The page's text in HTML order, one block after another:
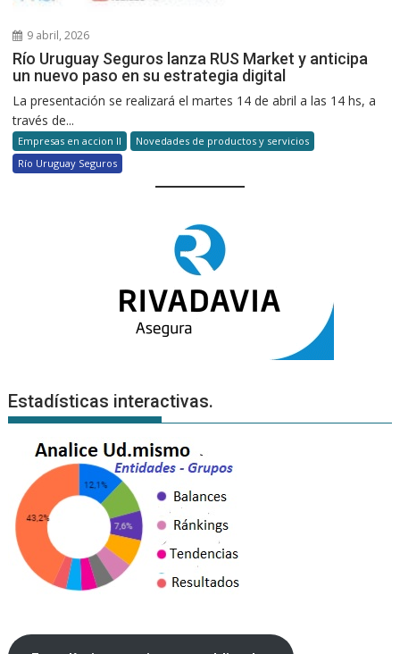
9 abril, 2026
Río Uruguay Seguros lanza RUS Market y anticipa
un nuevo paso en su estrategia digital
La presentación se realizará el martes 14 de abril a las 14 hs, a
través de...
Empresas en accion II
Novedades de productos y servicios
Río Uruguay Seguros
Estadísticas interactivas.